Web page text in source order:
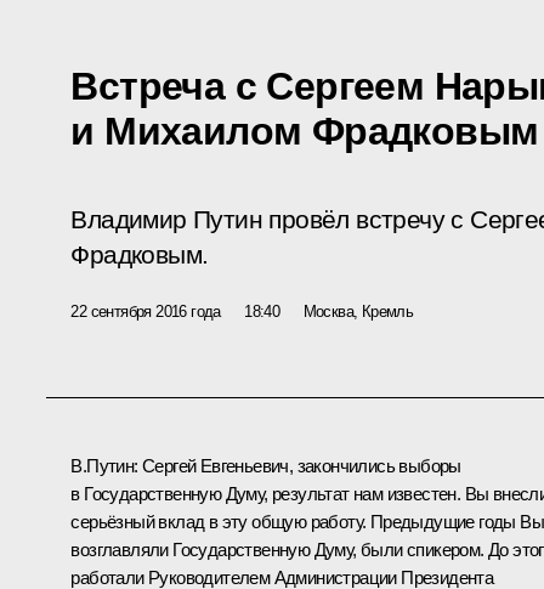
Встреча с Сергеем
и Михаилом Фрадковым
Владимир Путин провёл встречу с
Фрадковым.
22 сентября 2016 года 18:40 Москва, Кремль
В.Путин: Сергей Евгеньевич, закончились выборы
в Государственную Думу, результат нам известен. Вы
серьёзный вклад в эту общую работу. Предыдущие годы Вы
возглавляли Государственную Думу, были спикером. До
работали Руководителем Администрации Президента